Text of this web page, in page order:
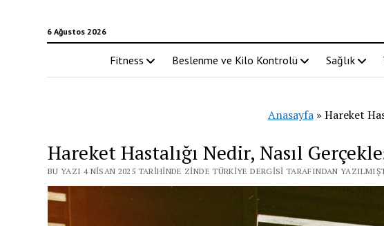
6 Ağustos 2026
Fitness Beslenme ve Kilo Kontrolü Sağlık
Anasayfa» Hareket
Hareket Hastalığı Nedir, Nasıl
BU YAZI 4 NISAN 2025 TARIHINDE ZINDE TÜRKIYE DERGISI TARAFINDAN